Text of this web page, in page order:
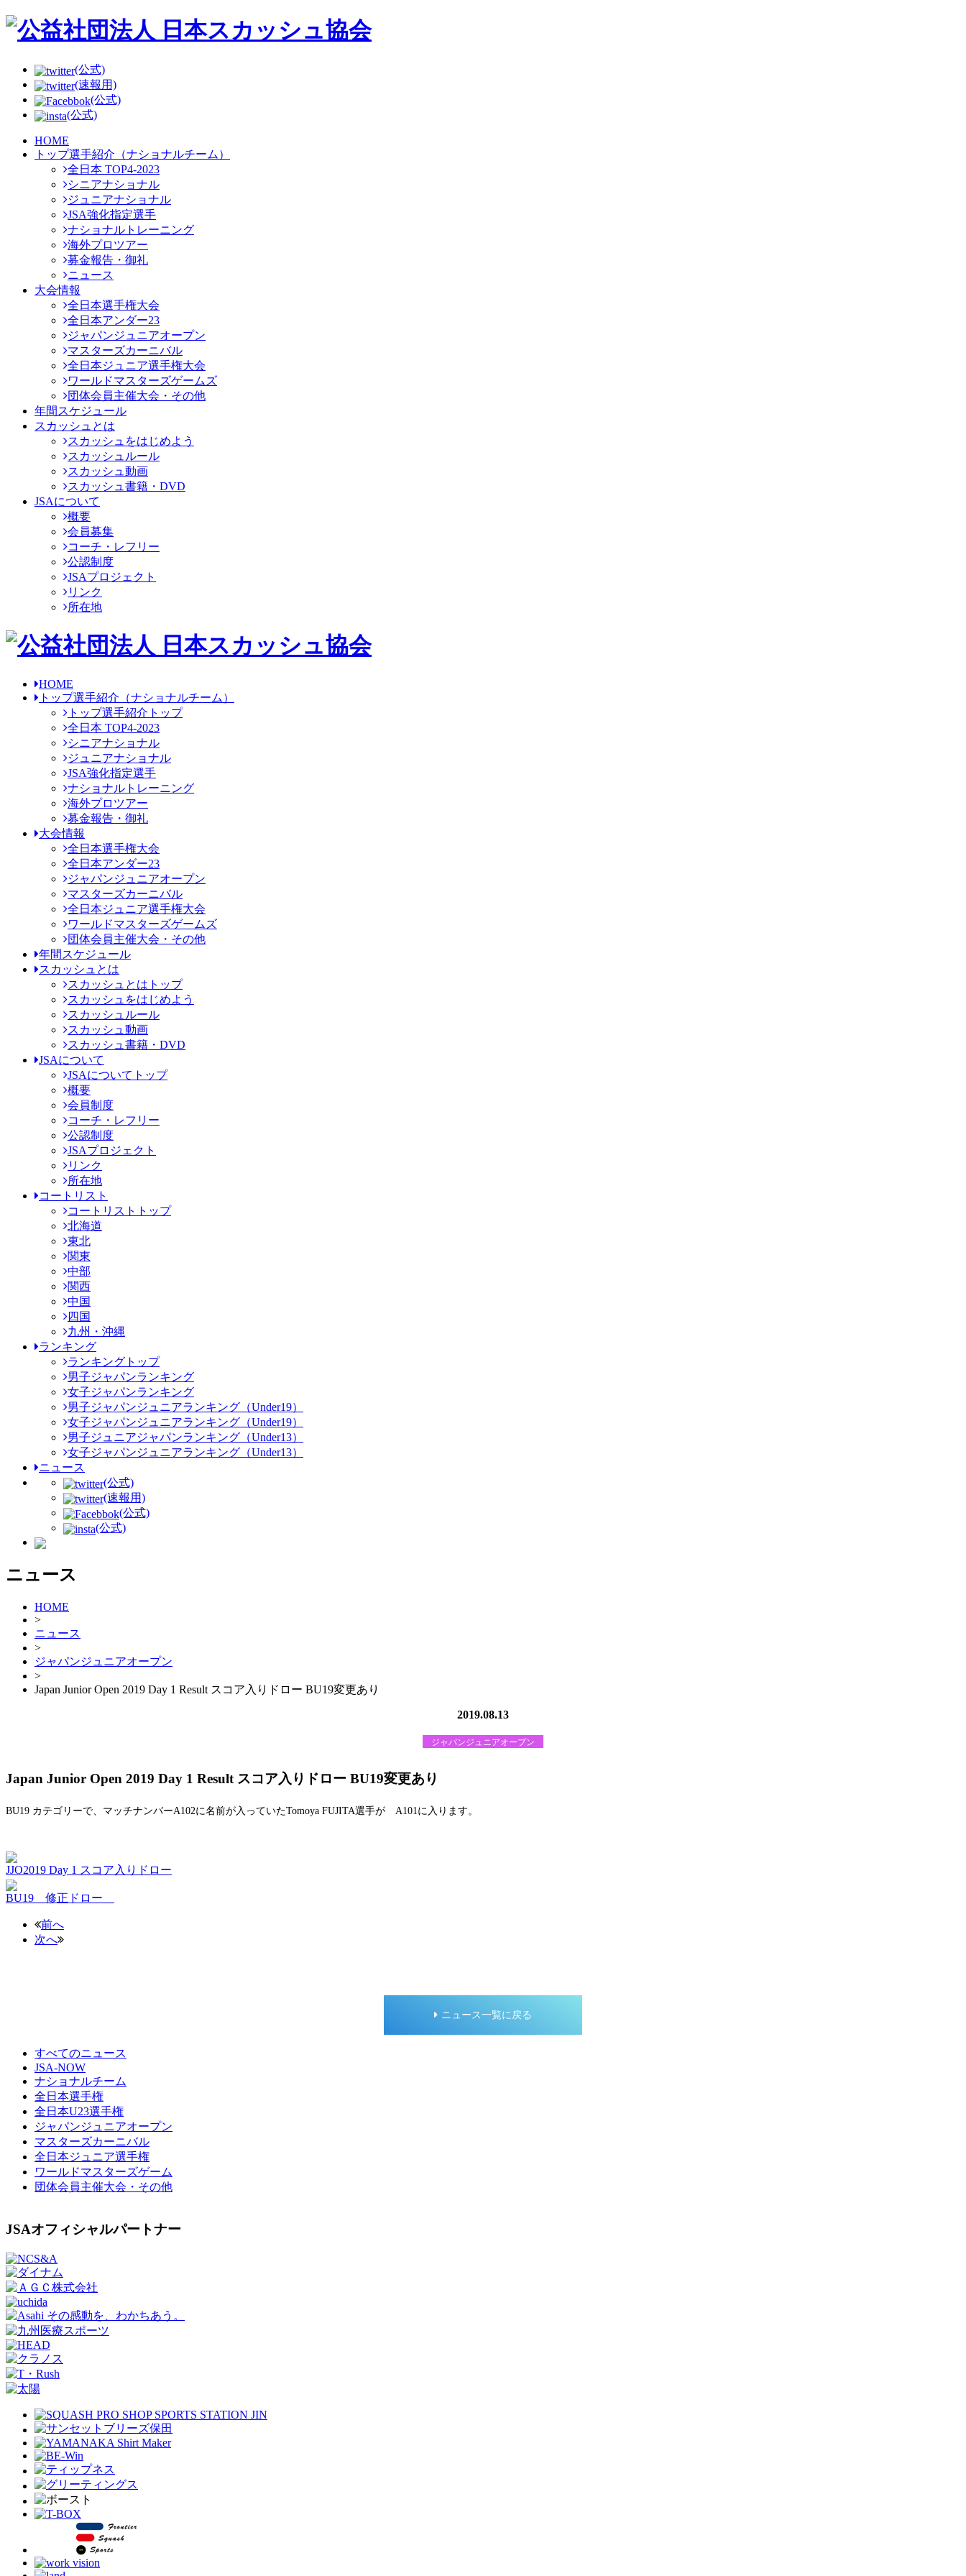
(公式)
(速報用)
(公式)
(公式)
HOME
トップ選手紹介（ナショナルチーム）
全日本 TOP4-2023
シニアナショナル
ジュニアナショナル
JSA強化指定選手
ナショナルトレーニング
海外プロツアー
募金報告・御礼
ニュース
大会情報
全日本選手権大会
全日本アンダー23
ジャパンジュニアオープン
マスターズカーニバル
全日本ジュニア選手権大会
ワールドマスターズゲームズ
団体会員主催大会・その他
年間スケジュール
スカッシュとは
スカッシュをはじめよう
スカッシュルール
スカッシュ動画
スカッシュ書籍・DVD
JSAについて
概要
会員募集
コーチ・レフリー
公認制度
JSAプロジェクト
リンク
所在地
HOME
トップ選手紹介 （ナショナルチーム）
トップ選手紹介トップ
全日本 TOP4-2023
シニアナショナル
ジュニアナショナル
JSA強化指定選手
ナショナルトレーニング
海外プロツアー
募金報告・御礼
大会情報
全日本選手権大会
全日本アンダー23
ジャパンジュニアオープン
マスターズカーニバル
全日本ジュニア選手権大会
ワールドマスターズゲームズ
団体会員主催大会・その他
年間スケジュール
スカッシュとは
スカッシュとはトップ
スカッシュをはじめよう
スカッシュルール
スカッシュ動画
スカッシュ書籍・DVD
JSAについて
JSAについてトップ
概要
会員制度
コーチ・レフリー
公認制度
JSAプロジェクト
リンク
所在地
コートリスト
コートリストトップ
北海道
東北
関東
中部
関西
中国
四国
九州・沖縄
ランキング
ランキングトップ
男子ジャパンランキング
女子ジャパンランキング
男子ジャパンジュニアランキング（Under19）
女子ジャパンジュニアランキング（Under19）
男子ジュニアジャパンランキング（Under13）
女子ジャパンジュニアランキング（Under13）
ニュース
(公式)
(速報用)
(公式)
(公式)
ニュース
HOME
>
ニュース
>
ジャパンジュニアオープン
>
Japan Junior Open 2019 Day 1 Result スコア入りドロー BU19変更あり
2019.08.13
ジャパンジュニアオープン
Japan Junior Open 2019 Day 1 Result スコア入りドロー BU19変更あり
BU19 カテゴリーで、マッチナンバーA102に名前が入っていたTomoya FUJITA選手が A101に入ります。
JJO2019 Day 1 スコア入りドロー
BU19 修正ドロー
前へ
次へ
ニュース一覧に戻る
すべてのニュース
JSA-NOW
ナショナルチーム
全日本選手権
全日本U23選手権
ジャパンジュニアオープン
マスターズカーニバル
全日本ジュニア選手権
ワールドマスターズゲーム
団体会員主催大会・その他
JSAオフィシャルパートナー